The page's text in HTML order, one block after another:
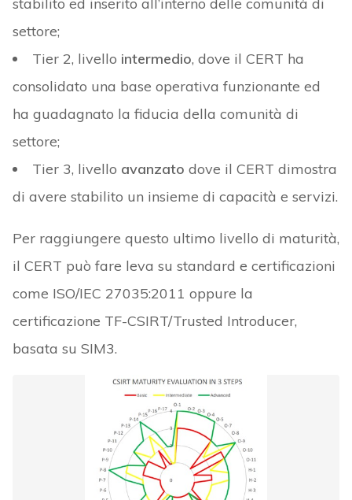
settore;
Tier 2, livello intermedio, dove il CERT ha
consolidato una base operativa funzionante ed
ha guadagnato la fiducia della comunità di
settore;
Tier 3, livello avanzato dove il CERT dimostra
di avere stabilito un insieme di capacità e servizi.
Per raggiungere questo ultimo livello di maturità,
il CERT può fare leva su standard e certificazioni
come ISO/IEC 27035:2011 oppure la
certificazione TF-CSIRT/Trusted Introducer,
basata su SIM3.